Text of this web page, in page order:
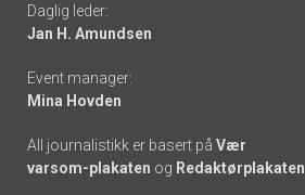
links
Daglig leder:
Jan H. Amundsen
Event manager:
Mina Hovden
All journalistikk er basert på Vær
varsom-plakaten og Redaktørplakaten